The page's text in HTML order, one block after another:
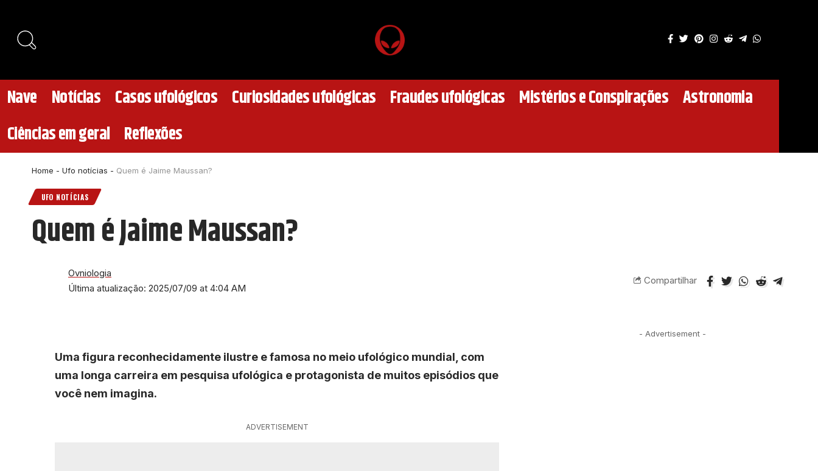
Nave Notícias Casos ufológicos Curiosidades ufológicas Fraudes ufológicas Mistérios e Conspirações Astronomia
Ciências em geral Reflexões
Home - Ufo notícias - Quem é Jaime Maussan?
UFO NOTÍCIAS
Quem é Jaime Maussan?
Última atualização: 2025/07/09 at 4:04 AM
Ovniologia
Compartilhar
Uma figura reconhecidamente ilustre e famosa no meio ufológico mundial, com
uma longa carreira em pesquisa ufológica e protagonista de muitos episódios que
você nem imagina.
ADVERTISEMENT
- Advertisement -